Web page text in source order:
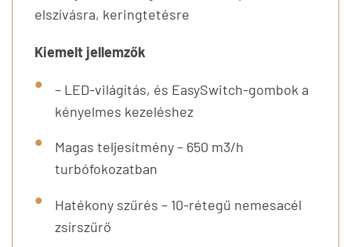
elszívásra, keringtetésre
Kiemelt jellemzők
– LED-világítás, és EasySwitch-gombok a
kényelmes kezeléshez
Magas teljesítmény – 650 m3/h
turbófokozatban
Hatékony szűrés – 10-rétegű nemesacél
zsírszűrő